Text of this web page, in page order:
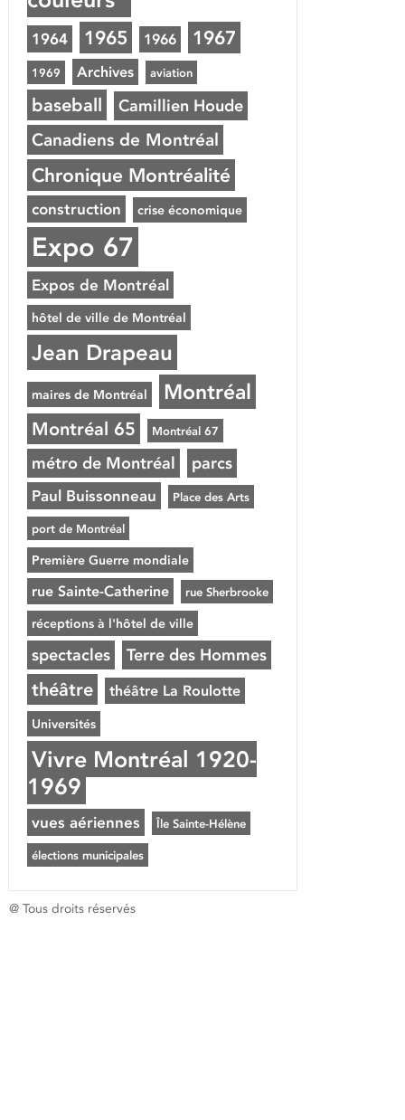
1964 1965 1966 1967
1969 Archives aviation
baseball Camillien Houde
Canadiens de Montréal
Chronique Montréalité
construction crise économique
Expo 67
Expos de Montréal
hôtel de ville de Montréal
Jean Drapeau
maires de Montréal Montréal
Montréal 65 Montréal 67
métro de Montréal parcs
Paul Buissonneau Place des Arts
port de Montréal
Première Guerre mondiale
rue Sainte-Catherine rue Sherbrooke
réceptions à l'hôtel de ville
spectacles Terre des Hommes
théâtre théâtre La Roulotte
Universités
Vivre Montréal 1920-
1969
vues aériennes Île Sainte-Hélène
élections municipales
@ Tous droits réservés